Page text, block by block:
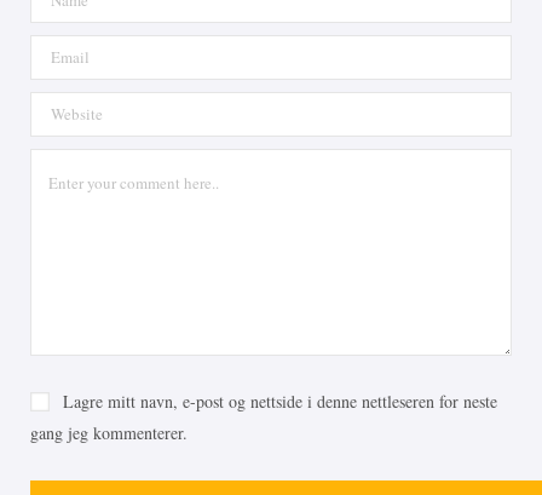
Lagre mitt navn, e-post og nettside i denne nettleseren for neste
gang jeg kommenterer.